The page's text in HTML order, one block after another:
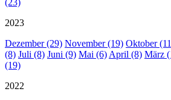
2023
Dezember (29) November (19) Oktober
(8) Juli (8) Juni (9) Mai (6) April (8) März
(19)
2022